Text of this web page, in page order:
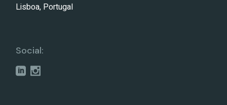
Lisboa, Portugal
Social: